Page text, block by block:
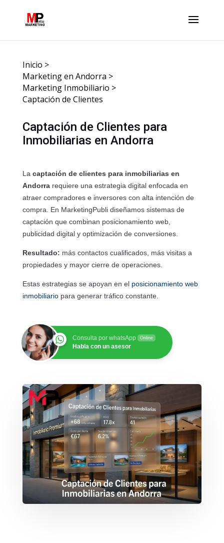
Inicio >
Marketing en Andorra >
Marketing Inmobiliario >
Captación de Clientes
Captación de Clientes para
Inmobiliarias en Andorra
La captación de clientes para inmobiliarias en
Andorrarequiere una estrategia digital enfocada en
atraer compradores e inversores con alta intención de
compra. En MarketingPubli diseñamos sistemas de
captación que combinan posicionamiento web,
publicidad digital y optimización de conversiones.
Resultado: más contactos cualificados, más visitas a
propiedades y mayor cierre de operaciones.
Estas estrategias se apoyan en el posicionamiento web
inmobiliariopara generar tráfico constante.
Consulta por whatsApp Online
Habla con un asesor